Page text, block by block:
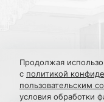
Политика
Продолжая
с политикой
пользовательским
условия обработки